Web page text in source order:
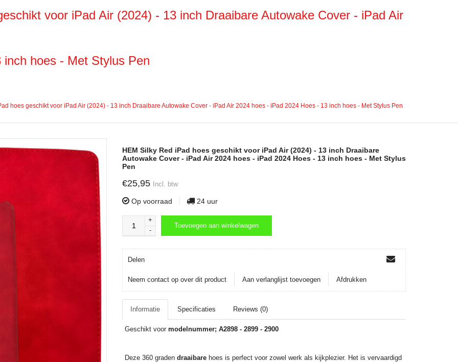
voor iPad Air (2024) - 13 inch Draaibare Autowake Cover - iPad Air
hoes - Met Stylus Pen
hoes geschikt voor iPad Air (2024) - 13 inch Draaibare Autowake Cover - iPad Air 2024 hoes - iPad 2024 Hoes - 13 inch hoes - Met Stylus Pen
HEM Silky Red iPad hoes geschikt voor iPad Air (2024) - 13 inch Draaibare
Autowake Cover - iPad Air 2024 hoes - iPad 2024 Hoes - 13 inch hoes - Met Stylus
Pen
€25,95 Incl. btw
Op voorraad 24 uur
+
-
Toevoegen aan winkelwagen
Delen
Neem contact op over dit product Aan verlanglijst toevoegen Afdrukken
Informatie Specificaties Reviews (0)
Geschikt voor modelnummer; A2898 - 2899 - 2900
Deze 360 graden draaibare hoes is perfect voor zowel werk als kijkplezier. Het is vervaardigd